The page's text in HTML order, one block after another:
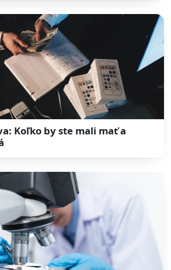
Koľko by ste mali mať a